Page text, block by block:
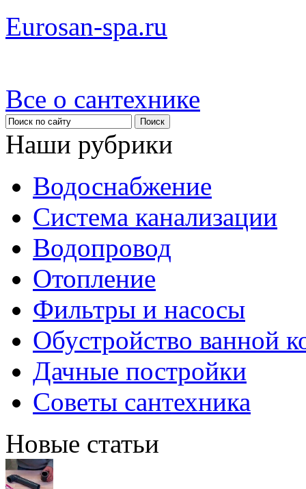
Eurosan-spa.ru
Все о сантехнике
Наши рубрики
Водоснабжение
Система канализации
Водопровод
Отопление
Фильтры и насосы
Обустройство ванной
Дачные постройки
Советы сантехника
Новые статьи